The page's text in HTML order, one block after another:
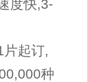
度快,3-
片起订,
种